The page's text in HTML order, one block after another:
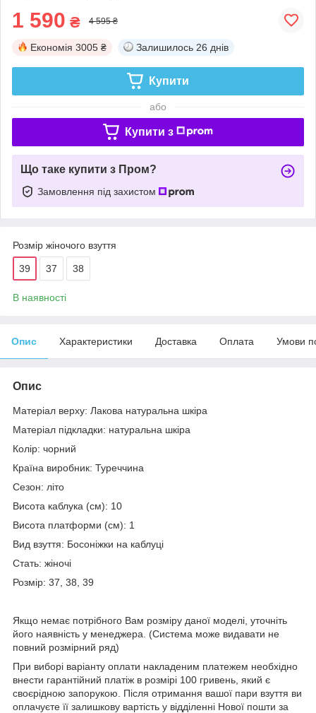
1 590 ₴ 4 595 ₴
Економія 3005 ₴ Залишилось 26 днів
Купити
або
Купити з
Що таке купити з Пром?
Замовлення під захистом
Розмір жіночого взуття
39 37 38
В наявності
Опис Характеристики Доставка Оплата Умови
Опис
Матеріал верху: Лакова натуральна шкіра
Матеріал підкладки: натуральна шкіра
Колір: чорний
Країна виробник: Туреччина
Сезон: літо
Висота каблука (см): 10
Висота платформи (см): 1
Вид взуття: Босоніжки на каблуці
Стать: жіночі
Розмір: 37, 38, 39
Якщо немає потрібного Вам розміру даної моделі, уточніть
його наявність у менеджера. (Система може видавати не
повний розмірний ряд)
При виборі варіанту оплати накладеним платежем необхідно
внести гарантійний платіж в розмірі 100 гривень, який є
своєрідною запорукою. Після отримання вашої пари взуття ви
оплачуєте її залишкову вартість у відділенні Нової пошти за